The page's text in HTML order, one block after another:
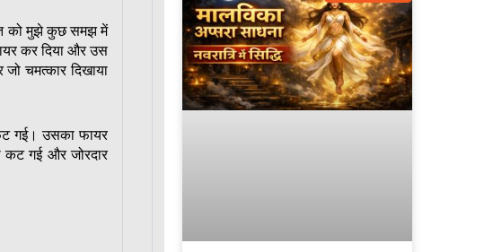
को मुझे कुछ समझ में
कर दिया और उस
चमत्कार दिखाया
गई। उसका फायर
गई और जोरदार